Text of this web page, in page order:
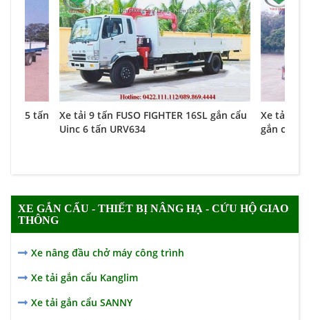
5 tấn
Xe tải 9 tấn FUSO FIGHTER 16SL gắn cẩu
Uinc 6 tấn URV634
Xe tải 15
gắn cẩu
XE GẮN CẨU - THIẾT BỊ NÂNG HẠ - CỨU HỘ GIAO
THÔNG
Xe nâng đầu chở máy công trình
Xe tải gắn cẩu Kanglim
Xe tải gắn cẩu SANNY